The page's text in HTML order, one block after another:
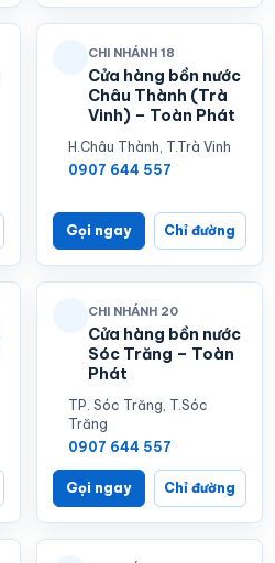
CHI NHÁNH 18
Cửa hàng bồn nước
Châu Thành (Trà
Vinh) – Toàn Phát
H.Châu Thành, T.Trà Vinh
0907 644 557
Gọi ngay Chỉ đường
CHI NHÁNH 20
Cửa hàng bồn nước
Sóc Trăng – Toàn
Phát
TP. Sóc Trăng, T.Sóc
Trăng
0907 644 557
Gọi ngay Chỉ đường